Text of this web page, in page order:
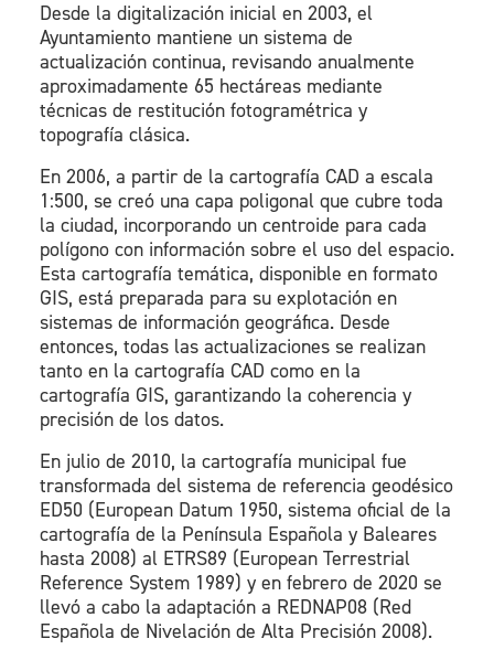
Desde la digitalización inicial en 2003, el
Ayuntamiento mantiene un sistema de
actualización continua, revisando anualmente
aproximadamente 65 hectáreas mediante
técnicas de restitución fotogramétrica y
topografía clásica.
En 2006, a partir de la cartografía CAD a escala
1:500, se creó una capa poligonal que cubre toda
la ciudad, incorporando un centroide para cada
polígono con información sobre el uso del espacio.
Esta cartografía temática, disponible en formato
GIS, está preparada para su explotación en
sistemas de información geográfica. Desde
entonces, todas las actualizaciones se realizan
tanto en la cartografía CAD como en la
cartografía GIS, garantizando la coherencia y
precisión de los datos.
En julio de 2010, la cartografía municipal fue
transformada del sistema de referencia geodésico
ED50 (European Datum 1950, sistema oficial de la
cartografía de la Península Española y Baleares
hasta 2008) al ETRS89 (European Terrestrial
Reference System 1989) y en febrero de 2020 se
llevó a cabo la adaptación a REDNAP08 (Red
Española de Nivelación de Alta Precisión 2008).